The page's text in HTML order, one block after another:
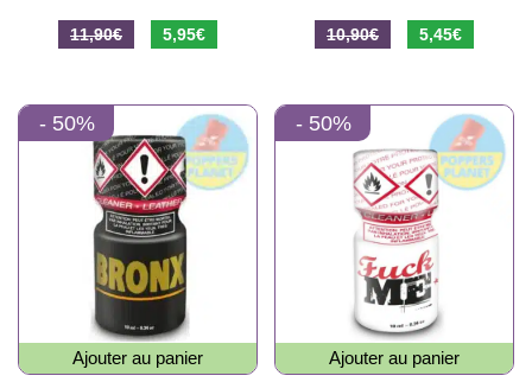
11,90€
Le
était :
11,90€.
5,95€
est :
5,95€.
10,90€
Le
était :
10,90€.
5,45€
est :
5,45€.
- 50%
Ajouter au panier
- 50%
Ajouter au panier